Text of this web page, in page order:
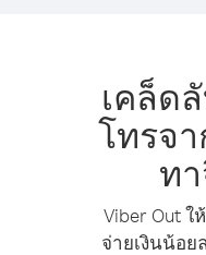
เคล็ด
โทรจา
ท
Viber Out
จ่ายเงินน้อย